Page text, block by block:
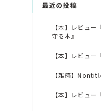
最近の投稿
【本】レビュ
守る本』
【本】レビュー
【雑感】
【本】レビュー